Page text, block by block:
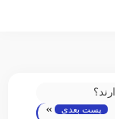
پست بعدی »